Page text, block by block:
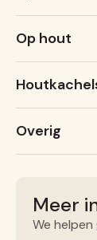
1000 X
Op hout
Ironheart
ESSE 775 B
Overig
Contact
Algemene
Privacy Beleid
Meer
We helpen